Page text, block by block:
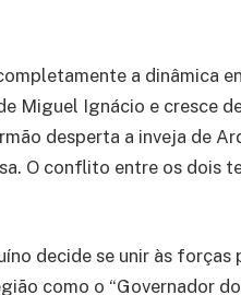
a dinâmica
Miguel Ignácio e cresce
desperta a inveja de
O conflito entre os dois
decide se unir às forças
como o “Governador